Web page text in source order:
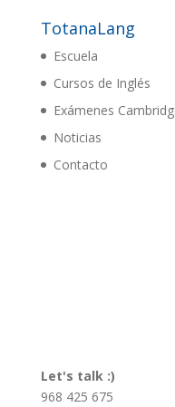
TotanaLang
Escuela
Cursos de Inglés
Exámenes
Noticias
Contacto
Let's talk :)
968 425 675